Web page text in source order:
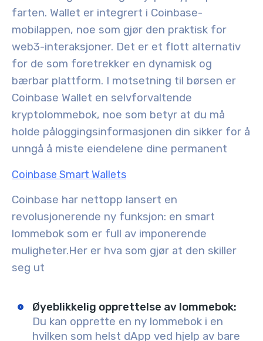
farten. Wallet er integrert i Coinbase-
mobilappen, noe som gjør den praktisk for
web3-interaksjoner. Det er et flott alternativ
for de som foretrekker en dynamisk og
bærbar plattform. I motsetning til børsen er
Coinbase Wallet en selvforvaltende
kryptolommebok, noe som betyr at du må
holde påloggingsinformasjonen din sikker for å
unngå å miste eiendelene dine permanent
Coinbase Smart Wallets
Coinbase har nettopp lansert en
revolusjonerende ny funksjon: en smart
lommebok som er full av imponerende
muligheter.Her er hva som gjør at den skiller
seg ut
Øyeblikkelig opprettelse av lommebok:
Du kan opprette en ny lommebok i en
hvilken som helst dApp ved hjelp av bare